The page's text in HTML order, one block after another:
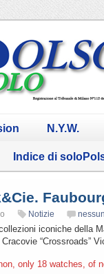
N.Y.W.
Indice di
Notizie
iconiche della
“Crossroads”
only 18 watches, of